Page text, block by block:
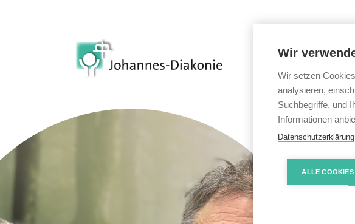
Wir
Wir setzen
analysieren,
Suchbegriffe, und
Informationen
Datenschutzerklärung
ALLE